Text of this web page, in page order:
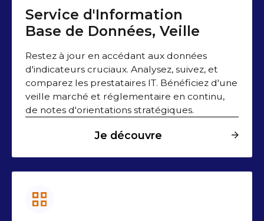
Service d'Information
Base de Données, Veille
Restez à jour en accédant aux données
d'indicateurs cruciaux. Analysez, suivez, et
comparez les prestataires IT. Bénéficiez d'une
veille marché et réglementaire en continu,
de notes d'orientations stratégiques.
Je découvre